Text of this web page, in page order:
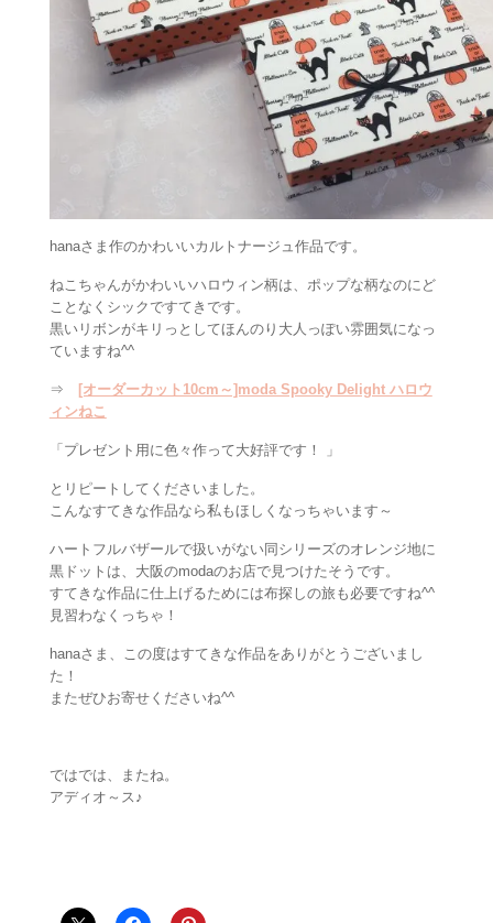
hanaさま作のかわいいカルトナージュ作品です。
ねこちゃんがかわいいハロウィン柄は、ポップな柄なのにど
ことなくシックですてきです。
黒いリボンがキリっとしてほんのり大人っぽい雰囲気になっ
ていますね^^
⇒
[オーダーカット10cm～]moda Spooky Delight ハロウ
ィンねこ
「プレゼント用に色々作って大好評です！ 」
とリピートしてくださいました。
こんなすてきな作品なら私もほしくなっちゃいます～
ハートフルバザールで扱いがない同シリーズのオレンジ地に
黒ドットは、大阪のmodaのお店で見つけたそうです。
すてきな作品に仕上げるためには布探しの旅も必要ですね^^
見習わなくっちゃ！
hanaさま、この度はすてきな作品をありがとうございまし
た！
またぜひお寄せくださいね^^
ではでは、またね。
アディオ～ス♪